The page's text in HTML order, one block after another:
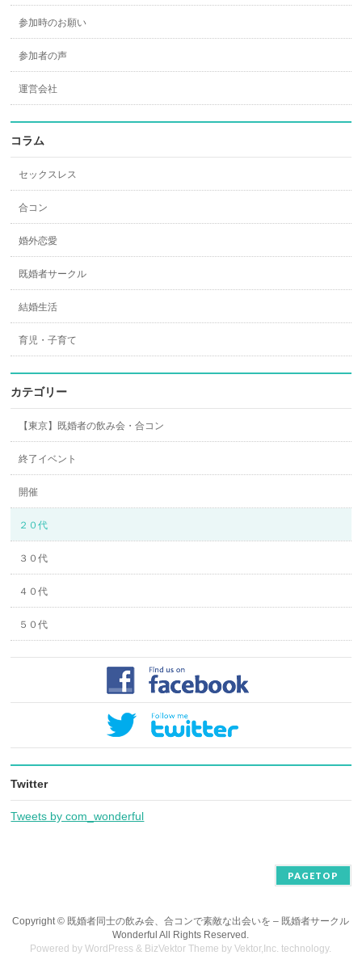
参加時のお願い
参加者の声
運営会社
コラム
セックスレス
合コン
婚外恋愛
既婚者サークル
結婚生活
育児・子育て
カテゴリー
【東京】既婚者の飲み会・合コン
終了イベント
開催
２０代
３０代
４０代
５０代
Twitter
Tweets by com_wonderful
PAGETOP
Copyright © 既婚者同士の飲み会、合コンで素敵な出会いを – 既婚者サークル
Wonderful All Rights Reserved.
Powered byWordPress & BizVektor Theme byVektor,Inc. technology.